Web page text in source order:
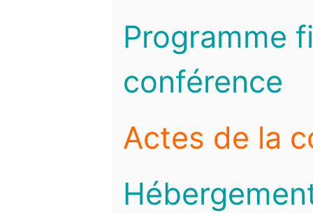
Programme
conférence
Actes de la